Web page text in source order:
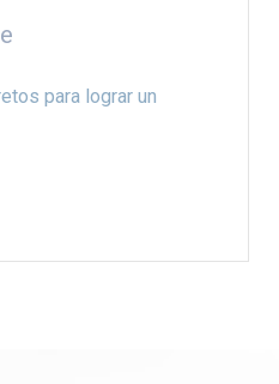
para lograr un